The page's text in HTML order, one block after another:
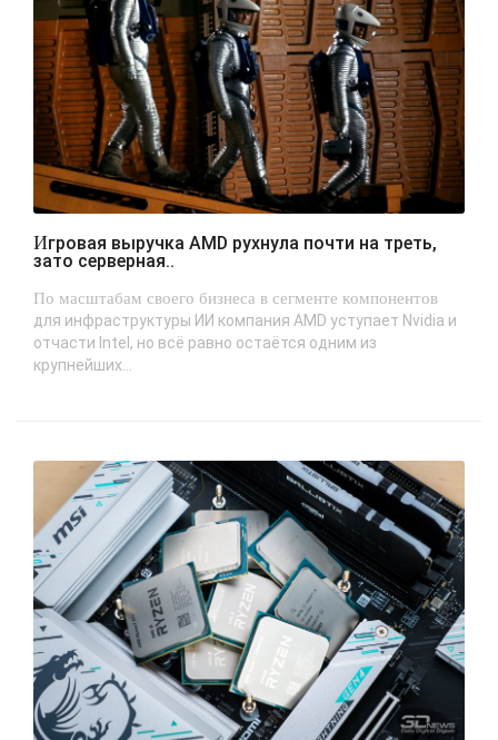
Игровая выручка AMD рухнула почти на треть,
зато серверная..
По масштабам своего бизнеса в сегменте компонентов
для инфраструктуры ИИ компания AMD уступает Nvidia и
отчасти Intel, но всё равно остаётся одним из
крупнейших...